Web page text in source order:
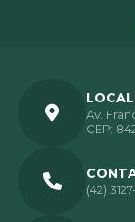
Av.
CEP:
(42)